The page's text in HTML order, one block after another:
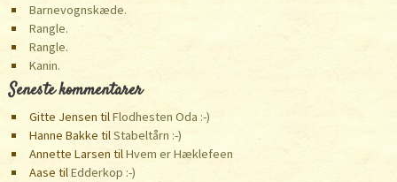
Barnevognskæde.
Rangle.
Rangle.
Kanin.
Seneste kommentarer
Gitte Jensen tilFlodhesten Oda :-)
Hanne Bakke tilStabeltårn :-)
Annette Larsen tilHvem er Hæklefeen
Aase tilEdderkop :-)